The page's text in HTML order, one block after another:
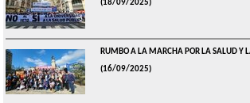
(18/09/2025)
RUMBO A LA MARCHA POR LA SALUD Y
(16/09/2025)